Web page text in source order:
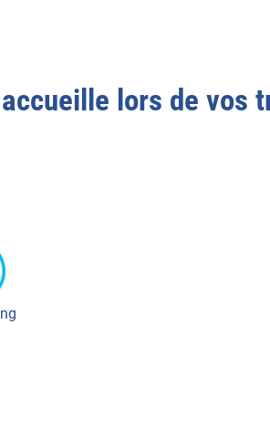
lors de vos